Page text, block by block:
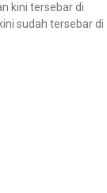
kini tersebar di
sudah tersebar di